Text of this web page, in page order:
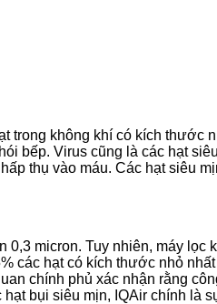
không khí có kích thước
bếp. Virus cũng là các hạt
thụ vào máu. Các hạt siêu
micron. Tuy nhiên, máy lọc
các hạt có kích thước nhỏ
chính phủ xác nhận rằng
bụi siêu mịn, IQAir chính là